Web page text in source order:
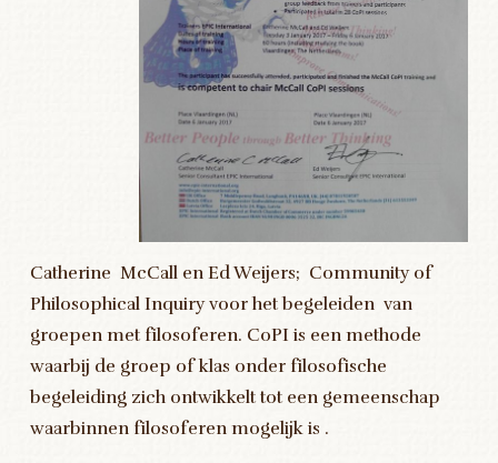
Catherine McCall en Ed Weijers; Community of
Philosophical Inquiry voor het begeleiden van
groepen met filosoferen. CoPI is een methode
waarbij de groep of klas onder filosofische
begeleiding zich ontwikkelt tot een gemeenschap
waarbinnen filosoferen mogelijk is .